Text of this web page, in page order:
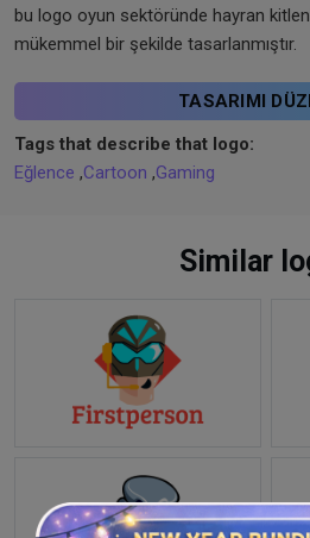
bu logo oyun sektöründe hayran
mükemmel bir şekilde tasarlanmıştır.
TASARIMI
Tags that describe that logo:
Eğlence ,Cartoon ,Gaming
Similar